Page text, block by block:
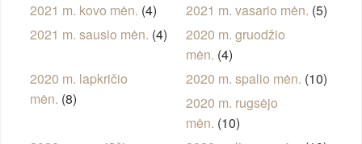
2021 m. kovo mėn. (4) 2021 m. vasario mėn. (5)
2021 m. sausio mėn. (4)
2020 m. gruodžio
mėn. (4)
2020 m. lapkričio
mėn. (8)
2020 m. spalio mėn. (10)
2020 m. rugsėjo
mėn. (10)